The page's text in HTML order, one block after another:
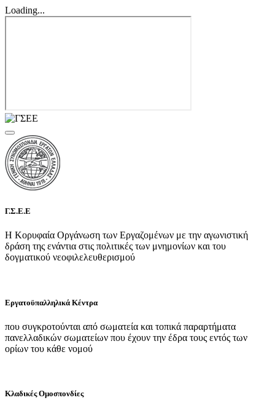
Loading...
Γ.Σ.Ε.Ε
Η Κορυφαία Οργάνωση των Εργαζομένων με την αγωνιστική
δράση της ενάντια στις πολιτικές των μνημονίων και του
δογματικού νεοφιλελευθερισμού
Εργατοϋπαλληλικά Κέντρα
που συγκροτούνται από σωματεία και τοπικά παραρτήματα
πανελλαδικών σωματείων που έχουν την έδρα τους εντός των
ορίων του κάθε νομού
Κλαδικές Ομοσπονδίες